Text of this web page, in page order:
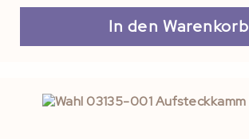
In den Warenkorb